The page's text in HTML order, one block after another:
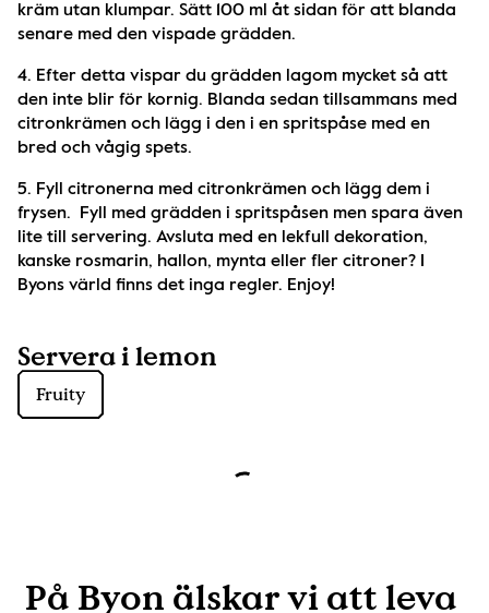
kräm utan klumpar. Sätt 100 ml åt sidan för att blanda
senare med den vispade grädden.
4. Efter detta vispar du grädden lagom mycket så att
den inte blir för kornig. Blanda sedan tillsammans med
citronkrämen och lägg i den i en spritspåse med en
bred och vågig spets.
5. Fyll citronerna med citronkrämen och lägg dem i
frysen.  Fyll med grädden i spritspåsen men spara även
lite till servering. Avsluta med en lekfull dekoration,
kanske rosmarin, hallon, mynta eller fler citroner? I
Byons värld finns det inga regler. Enjoy!
Servera i lemon
Fruity
På Byon älskar vi att leva